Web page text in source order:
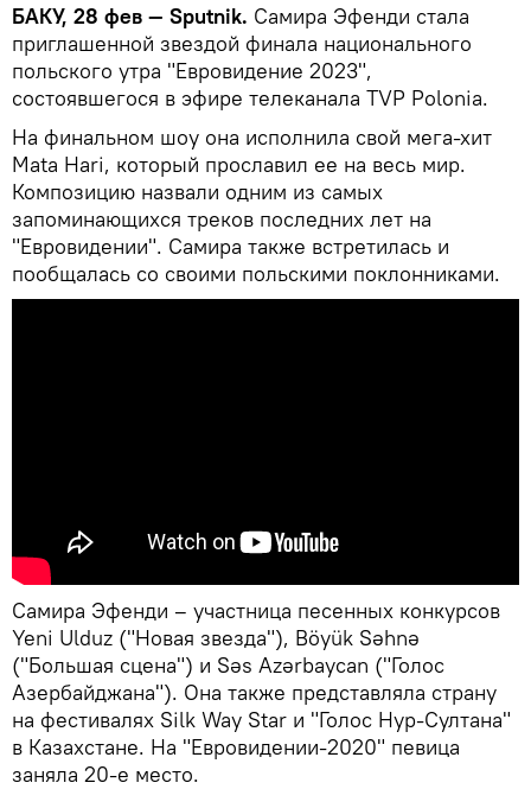
БАКУ, 28 фев — Sputnik. Самира Эфенди стала
приглашенной звездой финала национального
польского утра "Евровидение 2023",
состоявшегося в эфире телеканала TVP Polonia.
На финальном шоу она исполнила свой мега-хит
Mata Hari, который прославил ее на весь мир.
Композицию назвали одним из самых
запоминающихся треков последних лет на
"Евровидении". Самира также встретилась и
пообщалась со своими польскими поклонниками.
Самира Эфенди – участница песенных конкурсов
Yeni Ulduz ("Новая звезда"), Böyük Səhnə
("Большая сцена") и Səs Azərbaycan ("Голос
Азербайджана"). Она также представляла страну
на фестивалях Silk Way Star и "Голос Нур-Султана"
в Казахстане. На "Евровидении-2020" певица
заняла 20-е место.